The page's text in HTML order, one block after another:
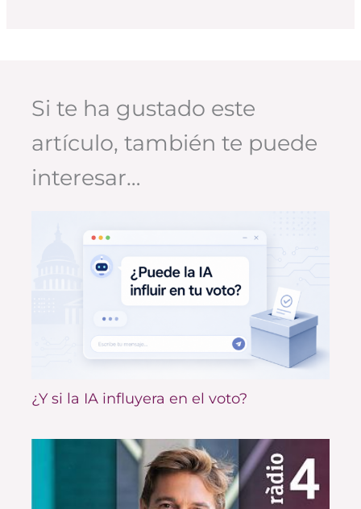
Si te ha gustado este
artículo, también te puede
interesar…
¿Y si la IA influyera en el voto?